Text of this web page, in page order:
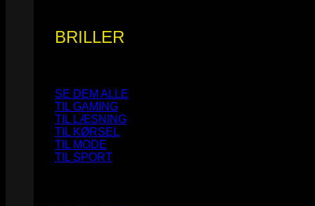
BRILLER
SE DEM ALLE
TIL GAMING
TIL LÆSNING
TIL KØRSEL
TIL MODE
TIL SPORT